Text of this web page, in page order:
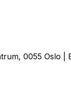
0055 Oslo